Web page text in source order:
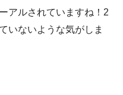
アルされていますね！2
いないような気がしま